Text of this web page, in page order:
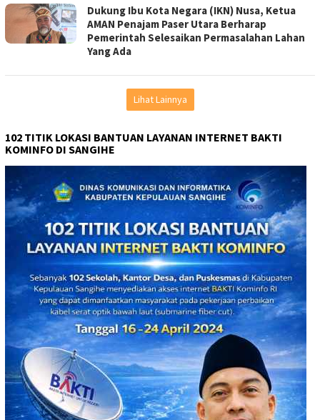
Dukung Ibu Kota Negara (IKN) Nusa, Ketua
AMAN Penajam Paser Utara Berharap
Pemerintah Selesaikan Permasalahan Lahan
Yang Ada
Lihat Lainnya
102 TITIK LOKASI BANTUAN LAYANAN INTERNET BAKTI
KOMINFO DI SANGIHE